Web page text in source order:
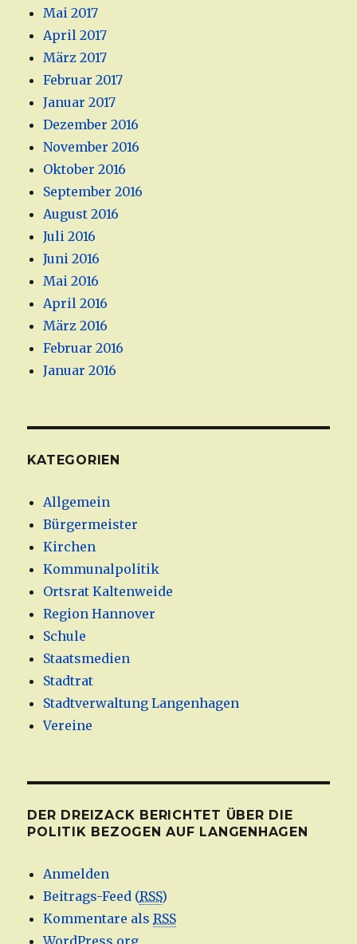
Mai 2017
April 2017
März 2017
Februar 2017
Januar 2017
Dezember 2016
November 2016
Oktober 2016
September 2016
August 2016
Juli 2016
Juni 2016
Mai 2016
April 2016
März 2016
Februar 2016
Januar 2016
KATEGORIEN
Allgemein
Bürgermeister
Kirchen
Kommunalpolitik
Ortsrat Kaltenweide
Region Hannover
Schule
Staatsmedien
Stadtrat
Stadtverwaltung Langenhagen
Vereine
DER DREIZACK BERICHTET ÜBER DIE
POLITIK BEZOGEN AUF LANGENHAGEN
Anmelden
Beitrags-Feed (RSS)
Kommentare alsRSS